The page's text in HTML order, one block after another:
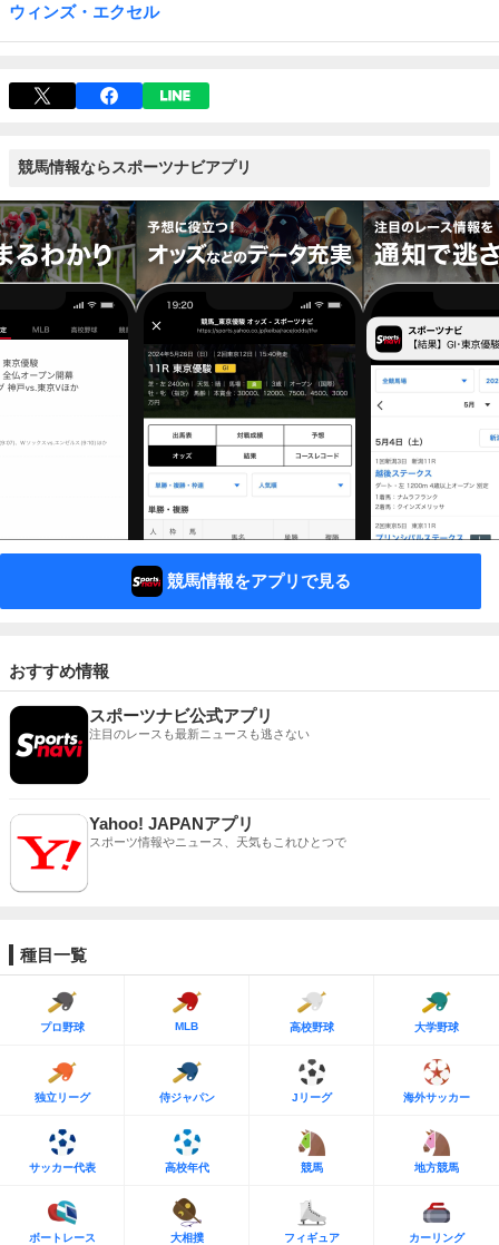
ウィンズ・エクセル
競馬情報ならスポーツナビアプリ
競馬情報をアプリで見る
おすすめ情報
スポーツナビ公式アプリ
注目のレースも最新ニュースも逃さない
Yahoo! JAPANアプリ
スポーツ情報やニュース、天気もこれひとつで
種目一覧
プロ野球 MLB 高校野球 大学野球
独立リーグ 侍ジャパン Jリーグ 海外サッカー
サッカー代表 高校年代 競馬 地方競馬
ボートレース 大相撲 フィギュア カーリング